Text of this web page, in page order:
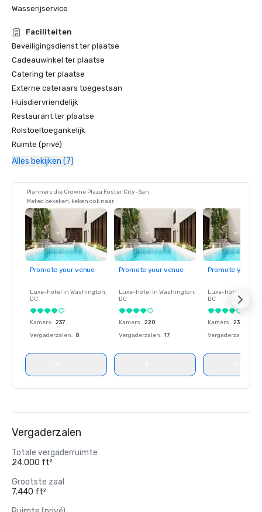
Wasserijservice
Faciliteiten
Beveiligingsdienst ter plaatse
Cadeauwinkel ter plaatse
Catering ter plaatse
Externe cateraars toegestaan
Huisdiervriendelijk
Restaurant ter plaatse
Rolstoeltoegankelijk
Ruimte (privé)
Alles bekijken (7)
Planners die Crowne Plaza Foster City-San
Mateo bekeken, keken ook naar
Promote your venue
Luxe-hotel in Washington,
DC
Kamers: 237
Vergaderzalen: 8
Promote your venue
Luxe-hotel in Washington,
DC
Kamers: 220
Vergaderzalen: 17
Promote your
Luxe-hotel in
DC
Kamers: 237
Vergaderzalen
Vergaderzalen
Totale vergaderruimte
24.000 ft²
Grootste zaal
7.440 ft²